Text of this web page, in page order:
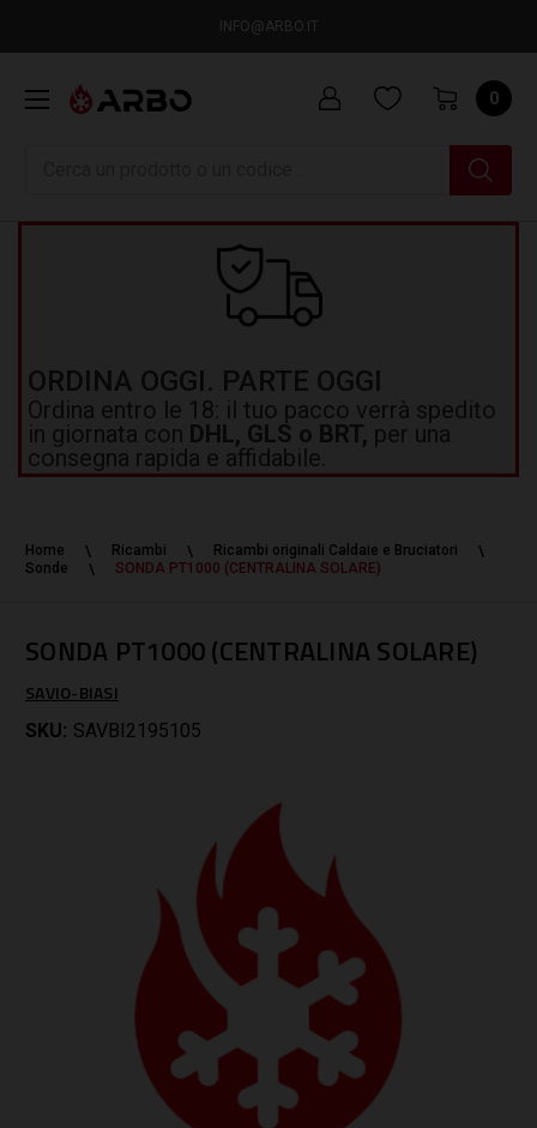
INFO@ARBO.IT
0
ORDINA OGGI. PARTE OGGI
Ordina entro le 18: il tuo pacco verrà spedito
in giornata con DHL, GLS o BRT, per una
consegna rapida e affidabile.
Home Ricambi
Ricambi originali Caldaie e Bruciatori
Sonde
SONDA PT1000 (CENTRALINA SOLARE)
SONDA PT1000 (CENTRALINA SOLARE)
SAVIO-BIASI
SKU: SAVBI2195105